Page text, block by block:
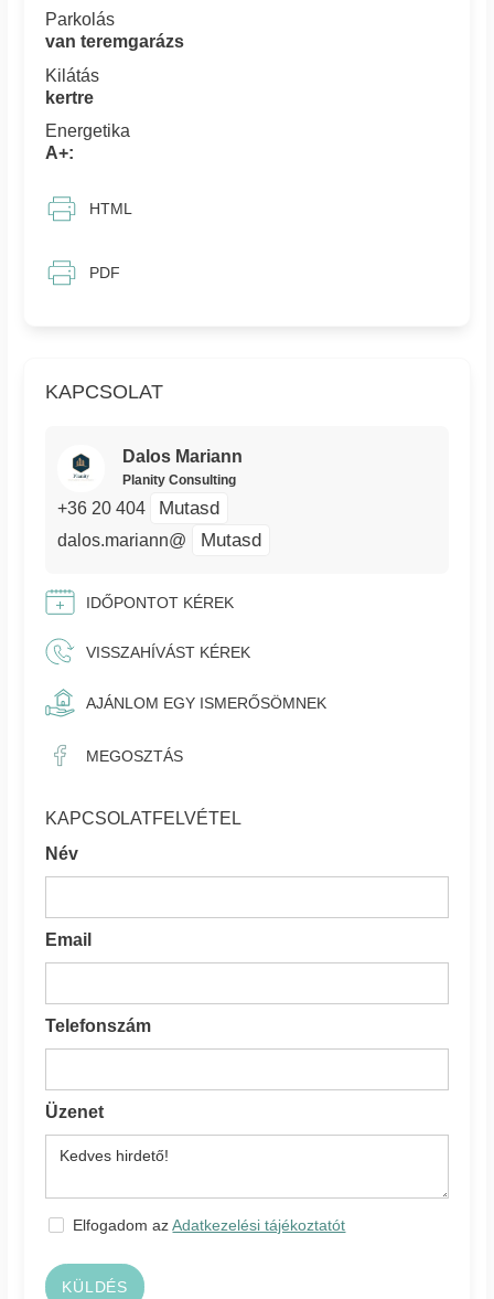
KAPCSOLAT
Dalos Mariann
Planity Consulting
+36 20 404 Mutasd
dalos.mariann@ Mutasd
IDŐPONTOT KÉREK
VISSZAHÍVÁST KÉREK
AJÁNLOM EGY ISMERŐSÖMNEK
MEGOSZTÁS
KAPCSOLATFELVÉTEL
Név
Email
Telefonszám
Üzenet
Elfogadom azAdatkezelési tájékoztatót
KÜLDÉS
Parkolás
van teremgarázs
Kilátás
kertre
Energetika
A+:
HTML
PDF